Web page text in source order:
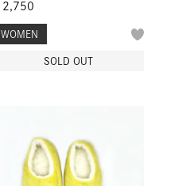
2,750
WOMEN
SOLD OUT